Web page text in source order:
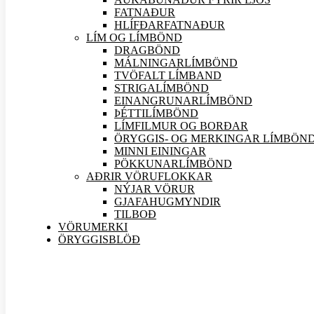
FATNAÐUR
HLÍFÐARFATNAÐUR
LÍM OG LÍMBÖND
DRAGBÖND
MÁLNINGARLÍMBÖND
TVÖFALT LÍMBAND
STRIGALÍMBÖND
EINANGRUNARLÍMBÖND
ÞÉTTILÍMBÖND
LÍMFILMUR OG BORÐAR
ÖRYGGIS- OG MERKINGAR
MINNI EININGAR
PÖKKUNARLÍMBÖND
AÐRIR VÖRUFLOKKAR
NÝJAR VÖRUR
GJAFAHUGMYNDIR
TILBOÐ
VÖRUMERKI
ÖRYGGISBLÖÐ